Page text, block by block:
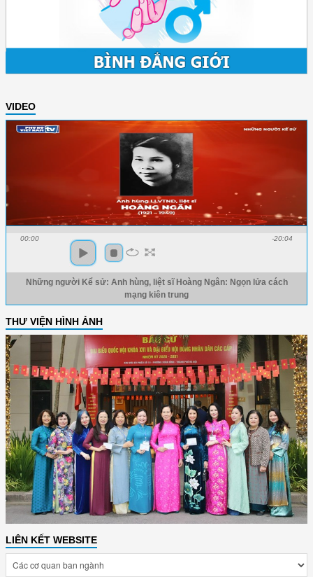
VIDEO
00:00 -20:04
Những người Kể sử: Anh hùng, liệt sĩ Hoàng Ngân: Ngọn lửa cách
mạng kiên trung
THƯ VIỆN HÌNH ẢNH
LIÊN KẾT WEBSITE